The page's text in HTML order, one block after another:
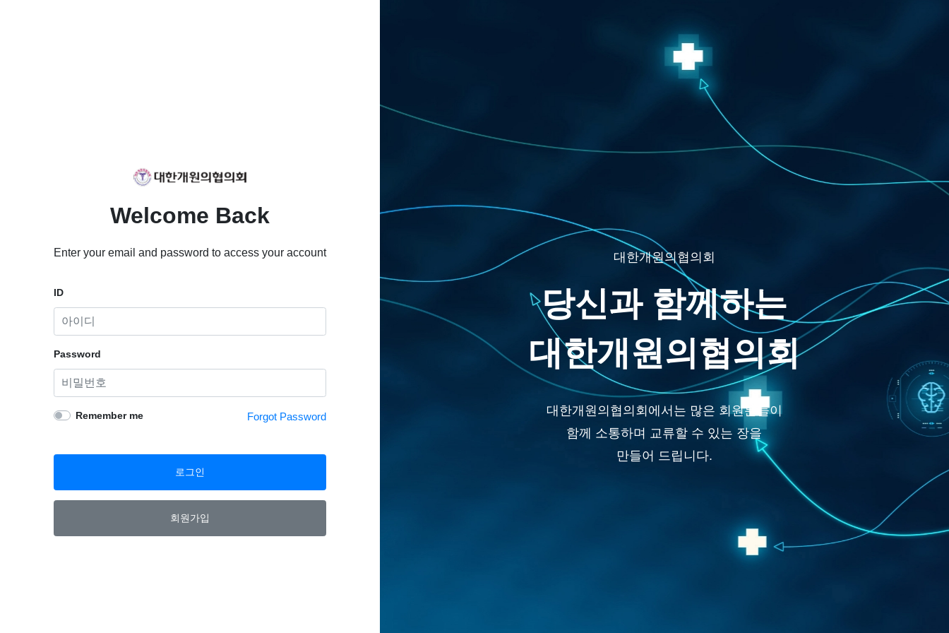
Welcome Back
Enter your email and password to access your account
ID
Password
Remember me Forgot Password
로그인
회원가입
대한개원의협의회
당신과 함께하는
대한개원의협의회
대한개원의협의회에서는 많은 회원분들이
함께 소통하며 교류할 수 있는 장을
만들어 드립니다.